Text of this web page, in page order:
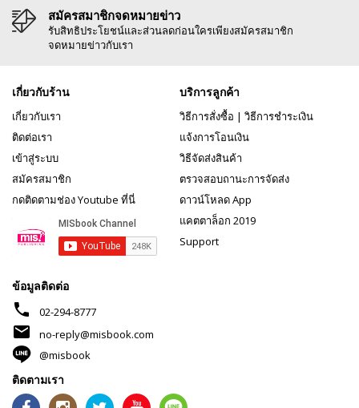
สมัครสมาชิกจดหมายข่าว
รับสิทธิประโยชน์และส่วนลดก่อนใครเพียงสมัครสมาชิก
จดหมายข่าวกับเรา
เกี่ยวกับร้าน
เกี่ยวกับเรา
ติดต่อเรา
เข้าสู่ระบบ
สมัครสมาชิก
กดติดตามช่อง Youtube ที่นี่
บริการลูกค้า
วิธีการสั่งซื้อ | วิธีการชำระเงิน
แจ้งการโอนเงิน
วิธีจัดส่งสินค้า
ตรวจสอบถานะการจัดส่ง
ดาวน์โหลด App
แคตตาล็อก 2019
Support
ข้อมูลติดต่อ
phone 02-294-8777
mail
no-reply@misbook.com
@misbook
ติดตามเรา